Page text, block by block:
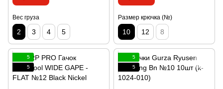
Вес груза
2 3 4 5
Размер крючка (№)
10 12 8
5
5
5
5